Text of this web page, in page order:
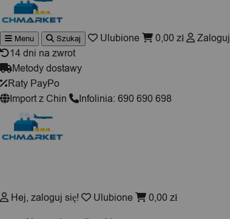
Menu Szukaj Ulubione 0,00 zł
Zaloguj
14 dni na zwrot
Metody dostawy
Raty PayPo
Import z Chin
Infolinia: 690 690 698
Hej, zaloguj się! Ulubione 0,00 zł